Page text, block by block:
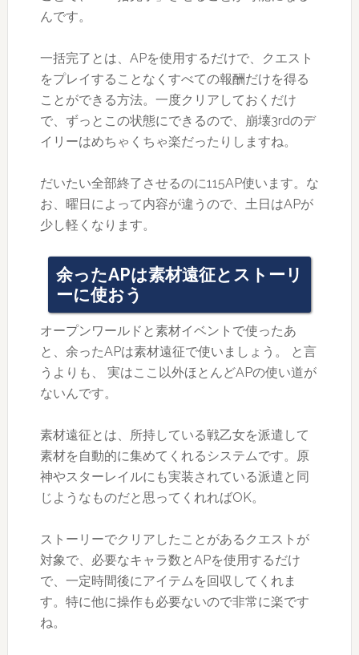
んです。
一括完了とは、APを使用するだけで、クエスト
をプレイすることなくすべての報酬だけを得る
ことができる方法。一度クリアしておくだけ
で、ずっとこの状態にできるので、崩壊3rdのデ
イリーはめちゃくちゃ楽だったりしますね。
だいたい全部終了させるのに115AP使います。な
お、曜日によって内容が違うので、土日はAPが
少し軽くなります。
余ったAPは素材遠征とストーリ
ーに使おう
オープンワールドと素材イベントで使ったあ
と、余ったAPは素材遠征で使いましょう。 と言
うよりも、 実はここ以外ほとんどAPの使い道が
ないんです。
素材遠征とは、所持している戦乙女を派遣して
素材を自動的に集めてくれるシステムです。原
神やスターレイルにも実装されている派遣と同
じようなものだと思ってくれればOK。
ストーリーでクリアしたことがあるクエストが
対象で、必要なキャラ数とAPを使用するだけ
で、一定時間後にアイテムを回収してくれま
す。特に他に操作も必要ないので非常に楽です
ね。